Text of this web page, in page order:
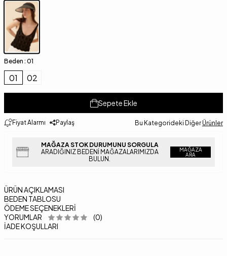
Beden : 01
01 02
Sepete Ekle
Fiyat Alarmı Paylaş Bu Kategorideki Diğer Ürünler
MAĞAZA STOK DURUMUNU SORGULA
ARADIĞINIZ BEDENI MAĞAZALARIMIZDA
BULUN.
MAĞAZA
ARA
ÜRÜN AÇIKLAMASI
BEDEN TABLOSU
ÖDEME SEÇENEKLERI
YORUMLAR
(0)
İADE KOŞULLARI